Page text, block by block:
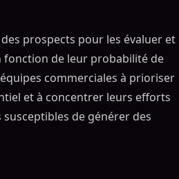
prospects pour les évaluer et
fonction de leur probabilité de
commerciales à prioriser
et à concentrer leurs efforts
de générer des